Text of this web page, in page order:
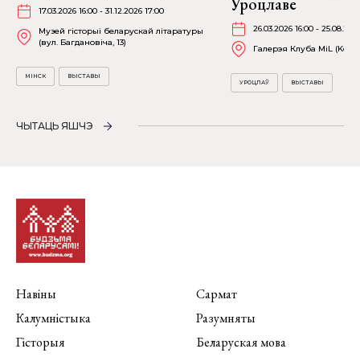
17.03.2026 16:00 - 31.12.2026 17:00
Музей гісторыі беларускай літаратуры
(вул. Багдановіча, 13)
МІНСК ВЫСТАВЫ
Уроцлаве
26.03.2026 16:00 -
Галерэя Клуба MiL
УРОЦЛАЎ ВЫСТАВЫ
ЧЫТАЦЬ ЯШЧЭ
Навіны
Калумністыка
Гісторыя
Сармат
Разумняты
Беларуская мова